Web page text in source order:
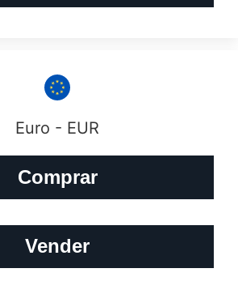
Euro - EUR
Comprar
Vender